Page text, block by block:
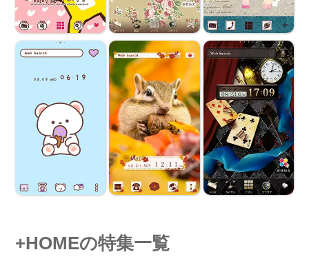
+HOMEの特集一覧